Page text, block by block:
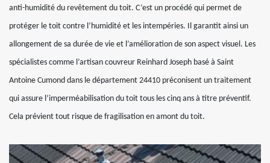
anti-humidité du revêtement du toit. C’est un procédé qui permet de
protéger le toit contre l’humidité et les intempéries. Il garantit ainsi un
allongement de sa durée de vie et l’amélioration de son aspect visuel. Les
spécialistes comme l’artisan couvreur Reinhard Joseph basé à Saint
Antoine Cumond dans le département 24410 préconisent un traitement
qui assure l’imperméabilisation du toit tous les cinq ans à titre préventif.
Cela prévient tout risque de fragilisation en amont du toit.